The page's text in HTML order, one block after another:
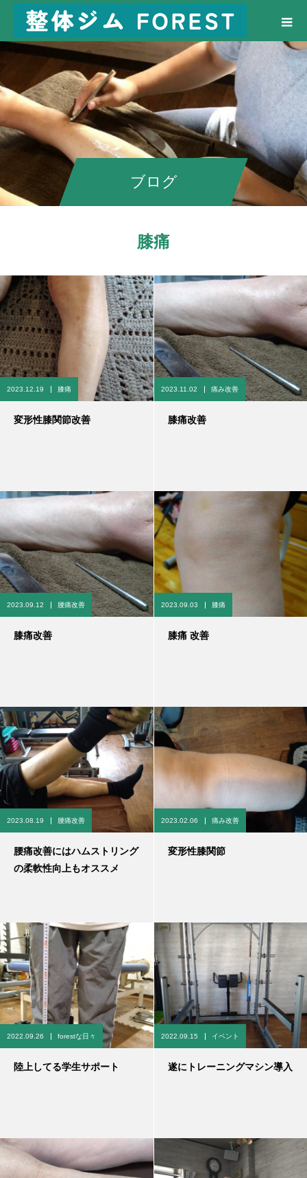
ブログ
膝痛
2023.12.19 膝痛
変形性膝関節改善
2023.11.02 痛み改善
膝痛改善
2023.09.12 腰痛改善
膝痛改善
2023.09.03 膝痛
膝痛 改善
2023.08.19 腰痛改善
腰痛改善にはハムストリング
の柔軟性向上もオススメ
2023.02.06 痛み改善
変形性膝関節
2022.09.26 forestな日々
陸上してる学生サポート
2022.09.15 イベント
遂にトレーニングマシン導入